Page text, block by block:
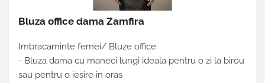
Bluza office dama Zamfira
Imbracaminte femei/ Bluze office
- Bluza dama cu maneci lungi ideala pentru o zi la birou
sau pentru o iesire in oras